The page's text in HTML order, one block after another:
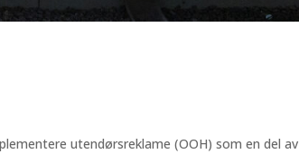
utendørsreklame (OOH) som en del